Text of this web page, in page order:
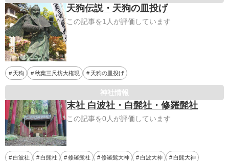
天狗伝説・天狗の皿投げ
この記事を1人が評価しています
天狗 秋葉三尺坊大権現 天狗の皿投げ
神社情報
末社 白波社・白髭社・修羅髭社
この記事を0人が評価しています
白波社 白髭社 修羅髭社 修羅髭大神 白波大神 白髭大神